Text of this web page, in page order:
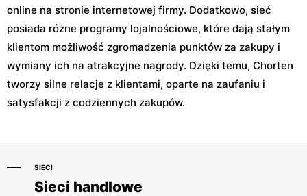
online na stronie internetowej firmy. Dodatkowo, sieć
posiada różne programy lojalnościowe, które dają stałym
klientom możliwość zgromadzenia punktów za zakupy i
wymiany ich na atrakcyjne nagrody. Dzięki temu, Chorten
tworzy silne relacje z klientami, oparte na zaufaniu i
satysfakcji z codziennych zakupów.
SIECI
Sieci handlowe